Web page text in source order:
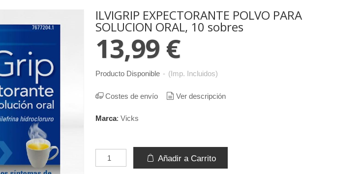
ILVIGRIP EXPECTORANTE POLVO PARA
SOLUCION ORAL, 10 sobres
13,99 €
Producto Disponible - (Imp. Incluidos)
Costes de envío Ver descripción
Marca: Vicks
Añadir a Carrito